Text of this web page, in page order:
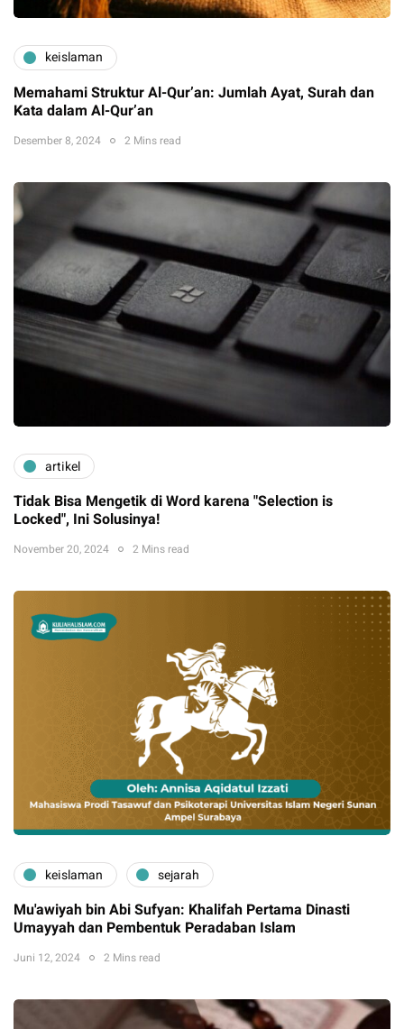
keislaman
Memahami Struktur Al-Qur’an: Jumlah Ayat, Surah dan
Kata dalam Al-Qur’an
Desember 8, 2024 2 Mins read
artikel
Tidak Bisa Mengetik di Word karena "Selection is
Locked", Ini Solusinya!
November 20, 2024 2 Mins read
keislaman sejarah
Mu'awiyah bin Abi Sufyan: Khalifah Pertama Dinasti
Umayyah dan Pembentuk Peradaban Islam
Juni 12, 2024 2 Mins read